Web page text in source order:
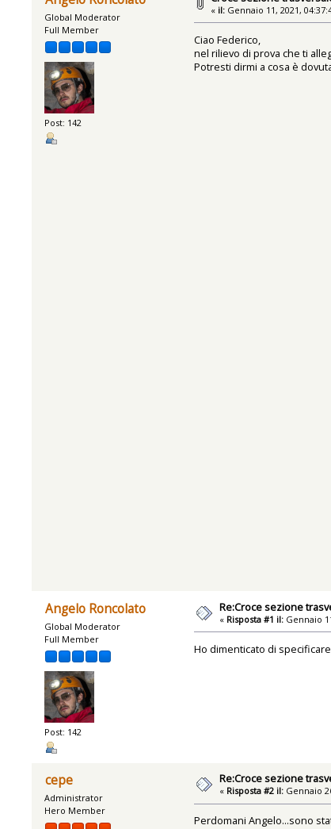
Global Moderator
Full Member
Post: 142
« il: Gennaio 11, 2021,
Ciao Federico,
nel rilievo di prova che ti
Potresti dirmi a cosa è
Angelo Roncolato
Global Moderator
Full Member
Post: 142
Re:Croce sezione
« Risposta #1 il: Gennaio
Ho dimenticato di
cepe
Administrator
Hero Member
Re:Croce sezione
« Risposta #2 il: Gennaio
Perdomani Angelo...sono